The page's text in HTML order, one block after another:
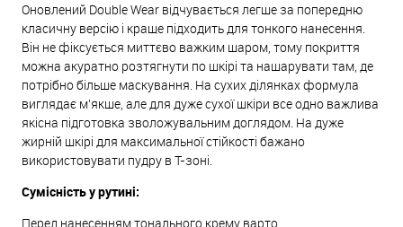
Оновлений Double Wear відчувається легше за попередню
класичну версію і краще підходить для тонкого нанесення.
Він не фіксується миттєво важким шаром, тому покриття
можна акуратно розтягнути по шкірі та нашарувати там, де
потрібно більше маскування. На сухих ділянках формула
виглядає м’якше, але для дуже сухої шкіри все одно важлива
якісна підготовка зволожувальним доглядом. На дуже
жирній шкірі для максимальної стійкості бажано
використовувати пудру в Т-зоні.
Сумісність у рутині:
Перед нанесенням тонального крему варто